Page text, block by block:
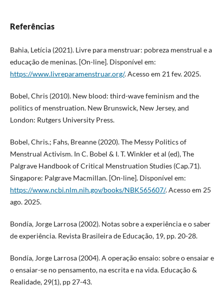
Referências
Bahia, Letícia (2021). Livre para menstruar: pobreza menstrual e a
educação de meninas. [On-line]. Disponível em:
https://www.livreparamenstruar.org/. Acesso em 21 fev. 2025.
Bobel, Chris (2010). New blood: third-wave feminism and the
politics of menstruation. New Brunswick, New Jersey, and
London: Rutgers University Press.
Bobel, Chris.; Fahs, Breanne (2020). The Messy Politics of
Menstrual Activism. In C. Bobel & I. T. Winkler et al (ed), The
Palgrave Handbook of Critical Menstruation Studies (Cap.71).
Singapore: Palgrave Macmillan. [On-line]. Disponível em:
https://www.ncbi.nlm.nih.gov/books/NBK565607/. Acesso em 25
ago. 2025.
Bondía, Jorge Larrosa (2002). Notas sobre a experiência e o saber
de experiência. Revista Brasileira de Educação, 19, pp. 20-28.
Bondía, Jorge Larrosa (2004). A operação ensaio: sobre o ensaiar e
o ensaiar-se no pensamento, na escrita e na vida. Educação &
Realidade, 29(1), pp 27-43.